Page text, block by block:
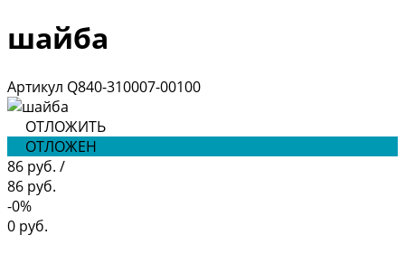
шайба
Артикул Q840-310007-00100
ОТЛОЖИТЬ
ОТЛОЖЕН
86 руб. /
86 руб.
-0%
0 руб.